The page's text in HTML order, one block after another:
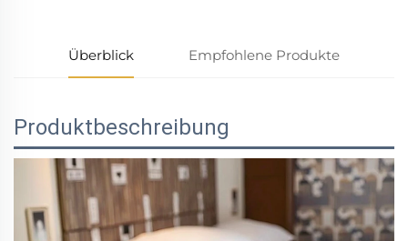
Überblick Empfohlene Produkte
Produktbeschreibung